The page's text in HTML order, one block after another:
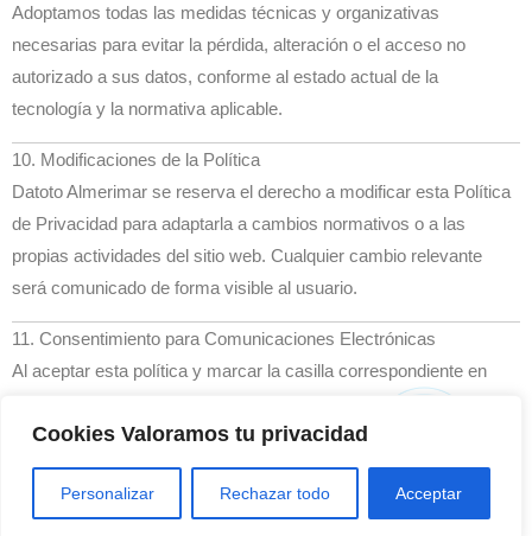
Cookies Valoramos tu privacidad
Personalizar Rechazar todo Acceptar
Adoptamos todas las medidas técnicas y organizativas
necesarias para evitar la pérdida, alteración o el acceso no
autorizado a sus datos, conforme al estado actual de la
tecnología y la normativa aplicable.
10. Modificaciones de la Política
Datoto Almerimar se reserva el derecho a modificar esta Política
de Privacidad para adaptarla a cambios normativos o a las
propias actividades del sitio web. Cualquier cambio relevante
será comunicado de forma visible al usuario.
11. Consentimiento para Comunicaciones Electrónicas
Al aceptar esta política y marcar la casilla correspondiente en
Almerimar a enviarle comunicaciones electrónicas informativas,
promocionales y comerciales relacionadas con nuestros
servicios.